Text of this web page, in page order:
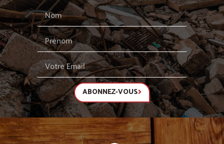
ABONNEZ-VOUS